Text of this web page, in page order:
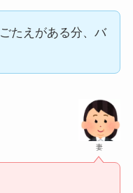
たえがある分、バ
妻